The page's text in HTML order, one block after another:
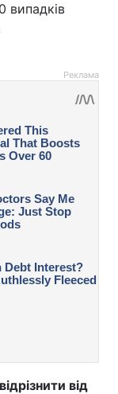
випадків
Реклама
від